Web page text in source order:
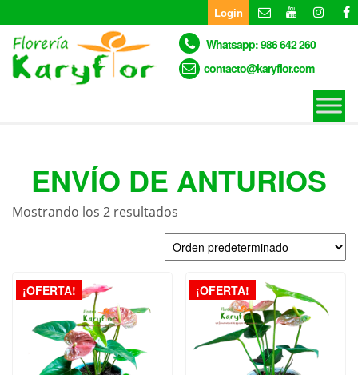
to
the
content
Login
Whatsapp: 986 642 260
contacto@karyflor.com
ENVÍO DE ANTURIOS
Mostrando los 2 resultados
¡OFERTA! ¡OFERTA!